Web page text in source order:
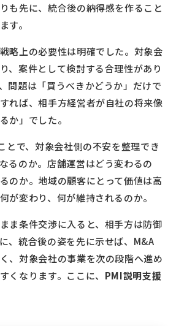
も先に、統合後の納得感を作ること
す。
略上の必要性は明確でした。対象会
、案件として検討する合理性があり
問題は「買うべきかどうか」だけで
れば、相手方経営者が自社の将来像
か」でした。
とで、対象会社側の不安を整理でき
るのか。店舗運営はどう変わるの
のか。地域の顧客にとって価値は高
が変わり、何が維持されるのか。
ま条件交渉に入ると、相手方は防御
、統合後の姿を先に示せば、M&A
、対象会社の事業を次の段階へ進め
くなります。ここに、 PMI説明支援